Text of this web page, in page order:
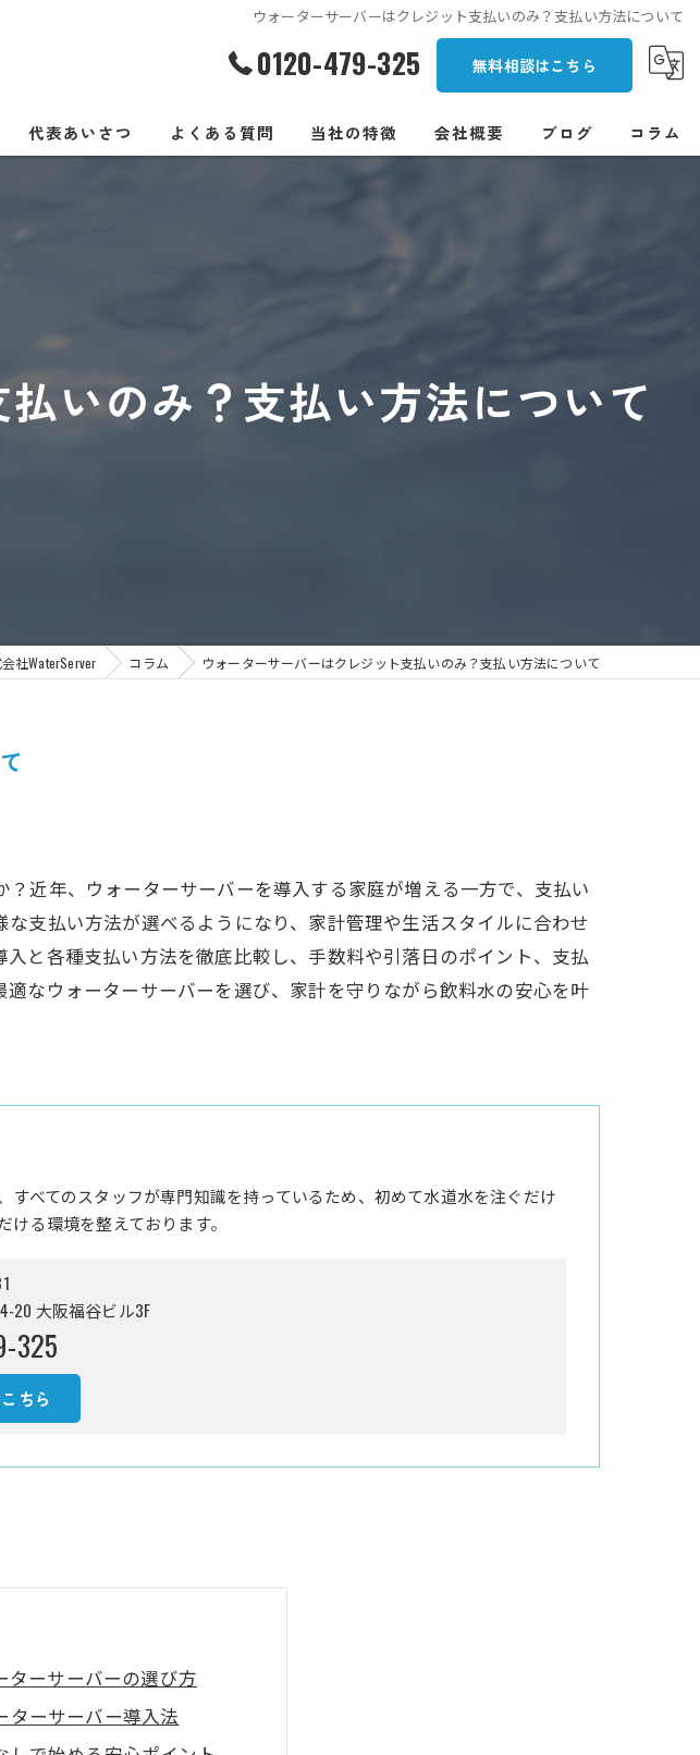
ウォーターサーバーはクレジット支払いのみ？支払い方法について
0120-479-325 無料相談はこちら
代表あいさつ よくある質問 当社の特徴
卓上
会社概要 ブログ コラム
いのみ？支払い方法について
社WaterServer コラム ウォーターサーバーはクレジット支払いのみ？支払い方法について
近年、ウォーターサーバーを導入する家庭が増える一方で、支払い
支払い方法が選べるようになり、家計管理や生活スタイルに合わせ
と各種支払い方法を徹底比較し、手数料や引落日のポイント、支払
なウォーターサーバーを選び、家計を守りながら飲料水の安心を叶
べてのスタッフが専門知識を持っているため、初めて水道水を注ぐだけ
る環境を整えております。
20 大阪福谷ビル3F
325
ちら
ターサーバーの選び方
ターサーバー導入法